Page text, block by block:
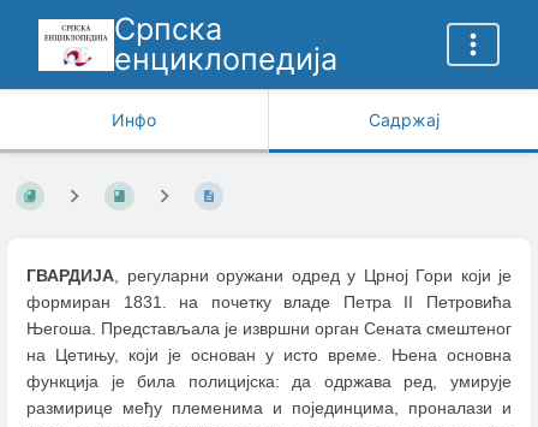
Српска
енциклопедија
Инфо Садржај
ГВАРДИЈА, регуларни оружани одред у Црној Гори који је
формиран 1831. на почетку владе Петра II Петровића
Његоша. Представљала је извршни орган Сената смештеног
на Цетињу, који је основан у исто време. Њена основна
функција је била полицијска: да одржава ред, умирује
размирице међу племенима и појединцима, проналази и